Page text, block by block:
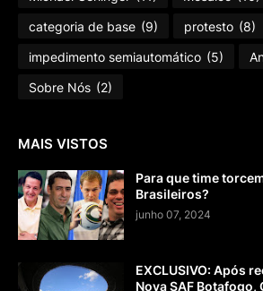
categoria de base (9) protesto (8)
impedimento semiautomático (5)
Sobre Nós (2)
MAIS VISTOS
Para que time
Brasileiros?
junho 07, 2024
EXCLUSIVO: Após
Nova SAF Botafogo,